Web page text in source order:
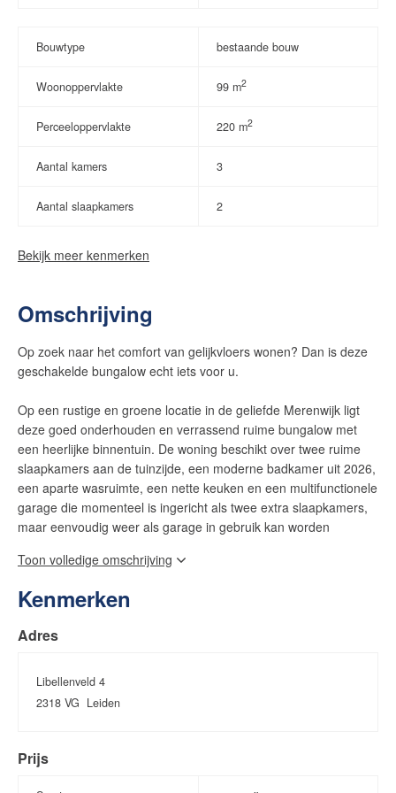
Bouwtype bestaande bouw
Woonoppervlakte 99 m2
Perceeloppervlakte 220 m2
Aantal kamers 3
Aantal slaapkamers 2
Bekijk meer kenmerken
Omschrijving
Op zoek naar het comfort van gelijkvloers wonen? Dan is deze
geschakelde bungalow echt iets voor u.
Op een rustige en groene locatie in de geliefde Merenwijk ligt
deze goed onderhouden en verrassend ruime bungalow met
een heerlijke binnentuin. De woning beschikt over twee ruime
slaapkamers aan de tuinzijde, een moderne badkamer uit 2026,
een aparte wasruimte, een nette keuken en een multifunctionele
garage die momenteel is ingericht als twee extra slaapkamers,
maar eenvoudig weer als garage in gebruik kan worden
woonomgeving en uitstekende voorzieningen. In de directe
winkelcentrum De Kopermolen, recreatiegebied 't Joppe en het
Leiden is binnen circa 10 minuten per fiets bereikbaar. Ook de
uitvalswegen richting de A4 en N11 zorgen voor een uitstekende
korte rijafstand.
Toon volledige omschrijving
Kenmerken
Adres
Libellenveld 4
2318 VG Leiden
Prijs